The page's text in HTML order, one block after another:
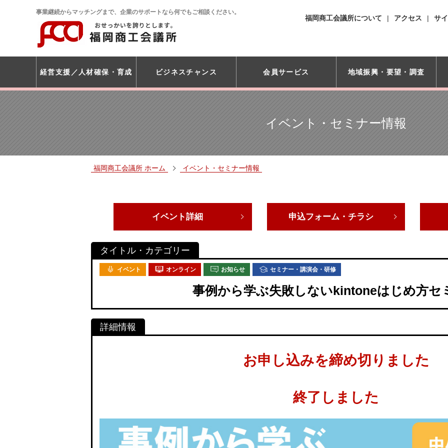
事業継続からマッチングまで、企業のサポートなら何でもご相談ください。
福岡商工会議所について アクセス サ
経営支援 人材確保・育成 ビジネスチャンス 会員サービス 地域振興・ 要望・調査
イベント・セミナー情報
福岡商工会議所 ホーム イベント・セミナー情報
イベント詳細 申込フォーム・チラシ
イベント オンライン お知らせ セミナー・講演会・研修
事例から学ぶ失敗しないkintoneはじめ方セ
お申し込みを締め切りました
終了しました